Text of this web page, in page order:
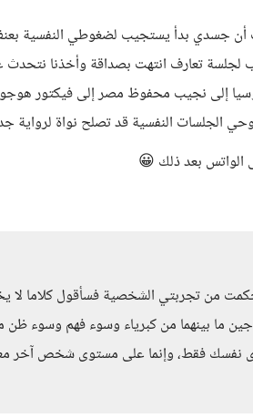
جسدي بدأ يستجيب لضغوطي النفسية
لجلسة تعارف انتهت بصداقة وأخذنا نتحدث
إلى نجيب محفوظ مصر إلى فيكتور
النفسية قد تصلح نواة لرواية
الواتس بعد ذلك 😀
من تجربتي الشخصية فسأقول كلاما لا
ما بينهما من كبرياء وسوء فهم وسوء
نفسك فقط، وإنما على مستوى شخص آخر